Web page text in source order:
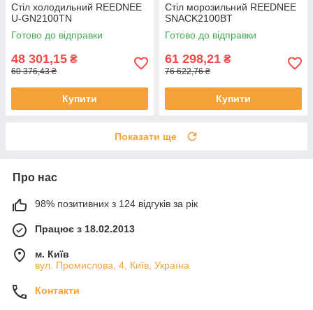
Стіл холодильний REEDNEE
U-GN2100TN
Готово до відправки
48 301,15 ₴
60 376,43 ₴
Купити
Стіл морозильний REEDNEE
SNACK2100BT
Готово до відправки
61 298,21 ₴
76 622,76 ₴
Купити
Показати ще
Про нас
98% позитивних з 124 відгуків за рік
Працює з 18.02.2013
м. Київ
вул. Промислова, 4, Київ, Україна
Контакти